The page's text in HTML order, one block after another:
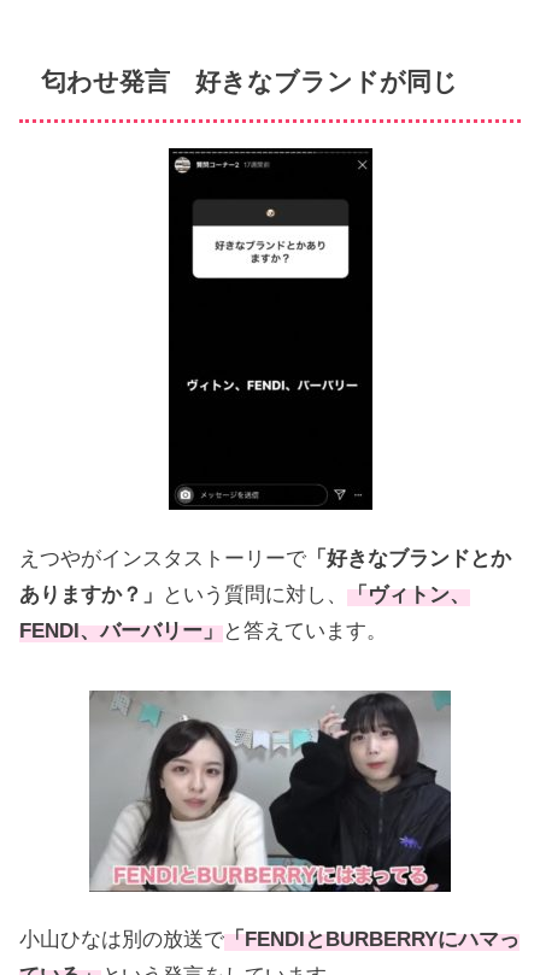
匂わせ発言 好きなブランドが同じ
えつやがインスタストーリーで 「好きなブランドとか
ありますか？」 という質問に対し、「ヴィトン、
FENDI、バーバリー」と答えています。
小山ひなは別の放送で「FENDIとBURBERRYにハマっ